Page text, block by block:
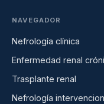
NAVEGADOR
Nefrología clínica
Enfermedad renal
Trasplante renal
Nefrología